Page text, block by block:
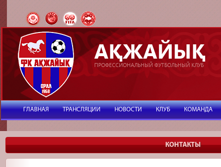
АҚЖАЙЫҚ
ПРОФЕССИОНАЛЬНЫЙ ФУТБОЛЬНЫЙ КЛУБ
ГЛАВНАЯ ТРАНСЛЯЦИИ НОВОСТИ КЛУБ КОМАНДА
КОНТАКТЫ